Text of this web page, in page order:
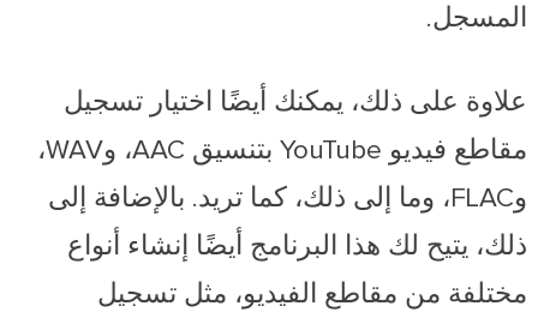
المسجل.
علاوة على ذلك، يمكنك أيضًا اختيار تسجيل
مقاطع فيديو YouTube بتنسيق AAC، وWAV،
وFLAC، وما إلى ذلك، كما تريد. بالإضافة إلى
ذلك، يتيح لك هذا البرنامج أيضًا إنشاء أنواع
مختلفة من مقاطع الفيديو، مثل تسجيل